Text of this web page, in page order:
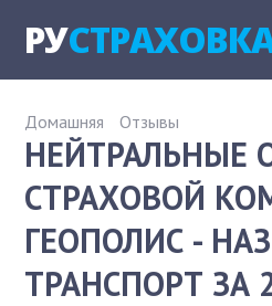
РУ
Домашняя Отзывы
НЕЙТРАЛЬНЫЕ
СТРАХОВОЙ
ГЕОПОЛИС -
ТРАНСПОРТ ЗА